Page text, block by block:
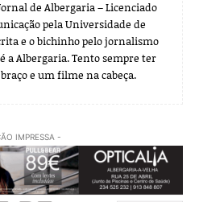
de Albergaria – Licenciado
pela Universidade de
e o bichinho pelo jornalismo
a Albergaria. Tento sempre ter
e um filme na cabeça.
IMPRESSA -